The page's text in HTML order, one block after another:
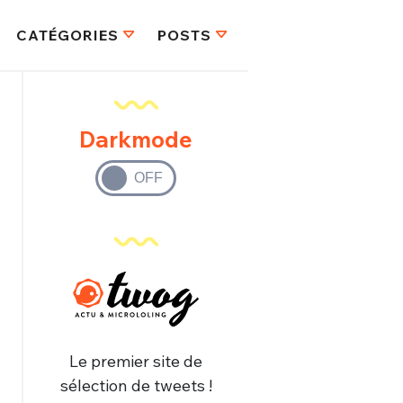
CATÉGORIES POSTS
Darkmode
Le premier site de
sélection de tweets !